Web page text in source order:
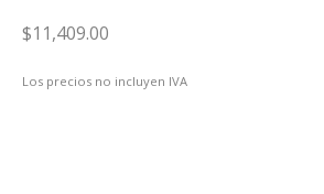
$11,409.00
Los precios no incluyen IVA